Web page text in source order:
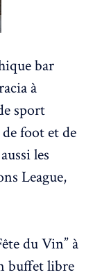
bar
à
sport
foot et de
les
League,
du Vin” à
buffet libre